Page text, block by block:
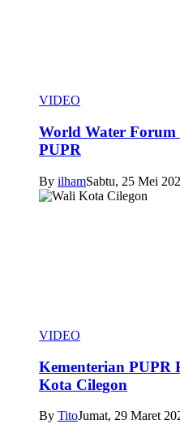
VIDEO
World Water
PUPR
By ilhamSabtu, 25 Mei
VIDEO
Kementerian PUPR
Kota Cilegon
By TitoJumat, 29 Maret